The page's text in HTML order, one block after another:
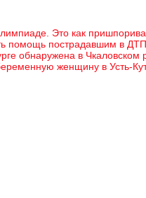
Это как
помощь пострадавшим в
обнаружена в Чкаловском
женщину в Усть-